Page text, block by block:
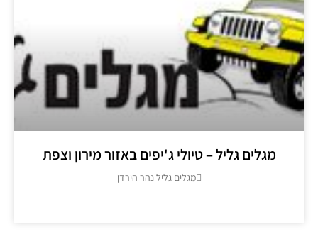
מגלים גליל – טיולי ג'יפים באזור מירון וצפת
מגלים גליל נהר הירדן